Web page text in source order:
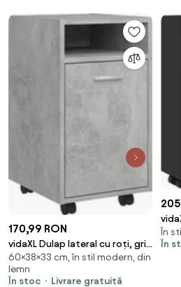
170,99 RON
vidaXL Dulap lateral cu roți, gri
beton, 33x38x60 cm, lemn
prelucrat
60×38×33 cm, în stil modern, din
lemn
În stoc
Livrare gratuită
În
În